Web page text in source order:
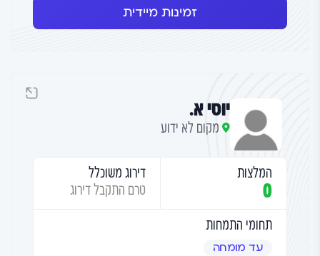
זמינות מיידית
יוסי א.
מקום לא ידוע
המלצות
0
דירוג משוכלל
טרם התקבל דירוג
תחומי התמחות
עד מומחה